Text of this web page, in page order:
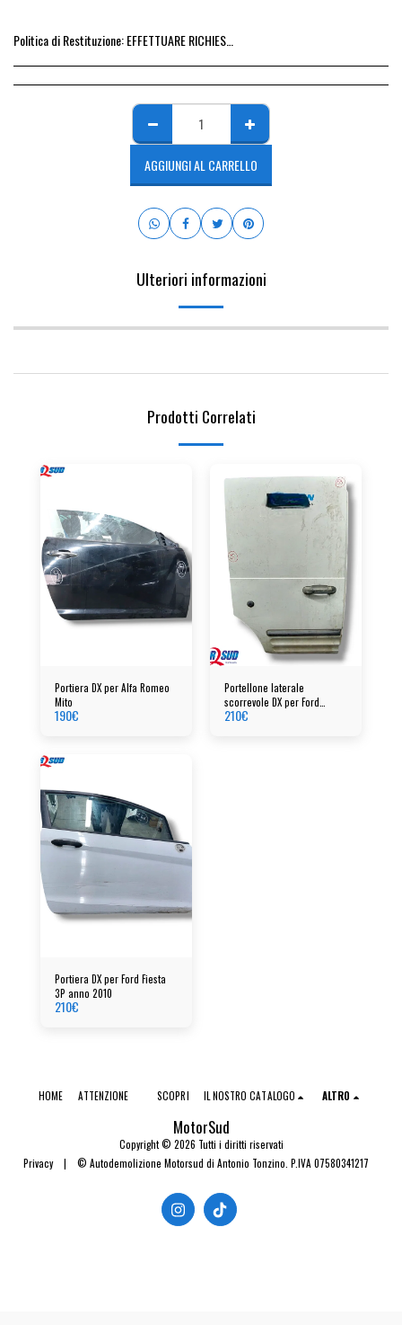
Politica di Restituzione:EFFETTUARE RICHIESTA DI RESO ENTRO 14 GIORNI DALL&#039;ACQUISTO DEL RICAMBIO, IL RIMBORSO VIENE EMESSO ALLA CONSEGNA DEL RICAMBIO IN SEDE.
AGGIUNGI AL CARRELLO
Ulteriori informazioni
Prodotti Correlati
Portiera DX per Alfa Romeo
Mito
190€
Portellone laterale
scorrevole DX per Ford
Tourneo anno 2004
210€
Portiera DX per Ford Fiesta
3P anno 2010
210€
MotorSud
Copyright © 2026 Tutti i diritti riservati
Privacy| © Autodemolizione Motorsud di Antonio Tonzino. P.IVA 07580341217
HOME ATTENZIONE SCOPRI IL NOSTRO CATALOGO ALTRO